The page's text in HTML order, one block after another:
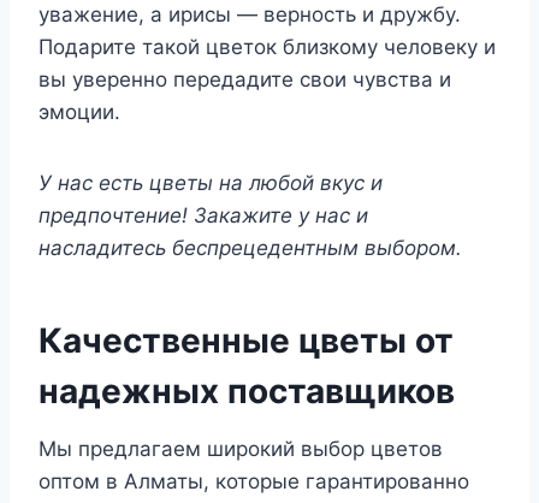
уважение, а ирисы — верность и дружбу.
Подарите такой цветок близкому человеку и
вы уверенно передадите свои чувства и
эмоции.
У нас есть цветы на любой вкус и
предпочтение! Закажите у нас и
насладитесь беспрецедентным выбором.
Качественные цветы от
надежных поставщиков
Мы предлагаем широкий выбор цветов
оптом в Алматы, которые гарантированно